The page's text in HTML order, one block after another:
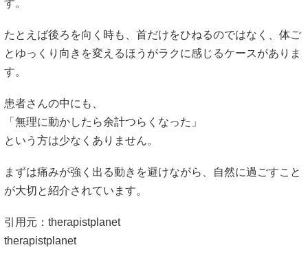
す。
たとえば後ろを向く時も、首だけをひねるのではなく、体ご
とゆっくり向きを変えるほうがラクに感じるケースがありま
す。
患者さんの中にも、
「無理に動かしたら余計つらくなった」
という方は少なくありません。
まずは痛みが強く出る動きを避けながら、自然に過ごすこと
が大切と紹介されています。
引用元：therapistplanet
therapistplanet